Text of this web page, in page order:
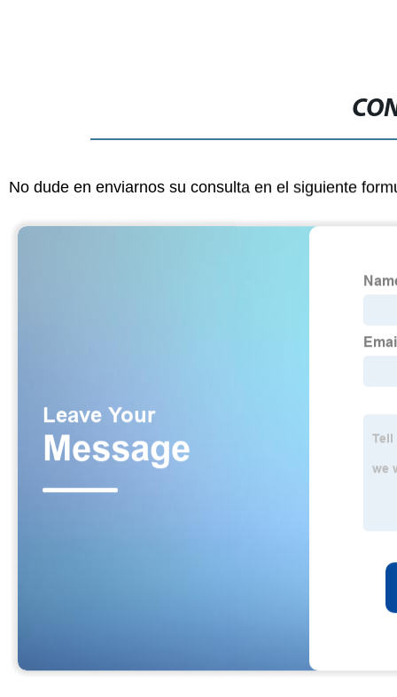
No dude en enviarnos su consulta en el siguiente